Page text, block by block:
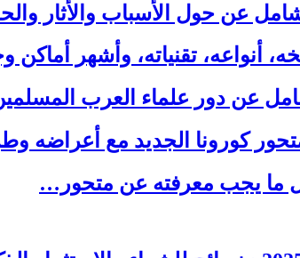
عن حول الأسباب والأثار
أنواعه، تقنياته، وأشهر أماكن
عن دور علماء العرب
كورونا الجديد مع أعراضه
ما يجب معرفته عن متحور…